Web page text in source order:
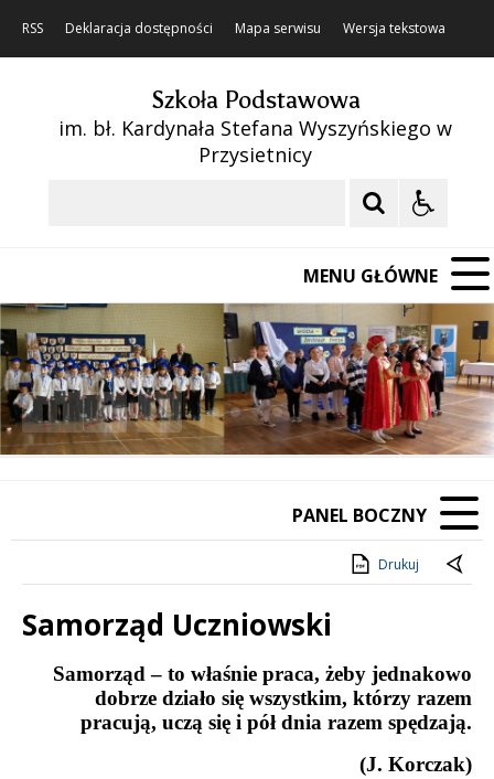
RSS Deklaracja dostępności Mapa serwisu Wersja tekstowa
Szkoła Podstawowa
im. bł. Kardynała Stefana Wyszyńskiego w
Przysietnicy
MENU GŁÓWNE
Poprzedni Element
Następny Element
❚❚
PANEL BOCZNY
Drukuj
Samorząd Uczniowski
Treść
Samorząd – to właśnie praca, żeby jednakowo
dobrze działo się wszystkim, którzy razem
pracują, uczą się i pół dnia razem spędzają.
(J. Korczak)